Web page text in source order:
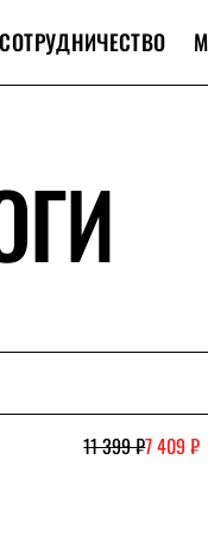
СОТРУДНИЧЕСТВО
11 399 ₽7 409 ₽